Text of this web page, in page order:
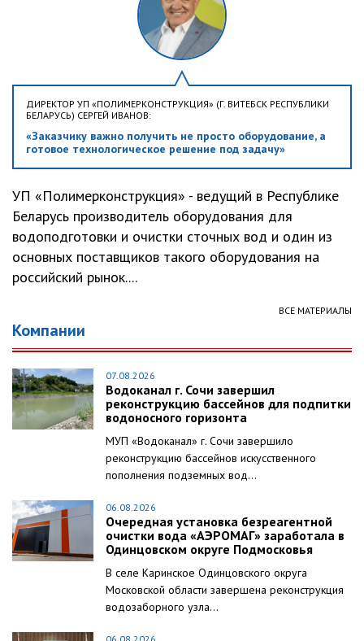
ДИРЕКТОР УП «ПОЛИМЕРКОНСТРУКЦИЯ» (Г. ВИТЕБСК РЕСПУБЛИКИ
БЕЛАРУСЬ) СЕРГЕЙ ИВАНОВ:
«Заказчику важно получить не просто оборудование, а
готовое технологическое решение под задачу»
УП «Полимерконструкция» - ведущий в Республике
Беларусь производитель оборудования для
водоподготовки и очистки сточных вод и один из
основных поставщиков такого оборудования на
российский рынок....
ВСЕ МАТЕРИАЛЫ
Компании
07.08.2026
Водоканал г. Сочи завершил
реконструкцию бассейнов для подпитки
водоносного горизонта
МУП «Водоканал» г. Сочи завершило
реконструкцию бассейнов искусственного
пополнения подземных вод...
06.08.2026
Очередная установка безреагентной
очистки вода «АЭРОМАГ» заработала в
Одинцовском округе Подмосковья
В селе Каринское Одинцовского округа
Московской области завершена реконструкция
водозаборного узла...